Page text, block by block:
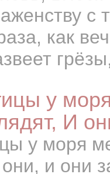
с
как
у
И
у моря
они, и они